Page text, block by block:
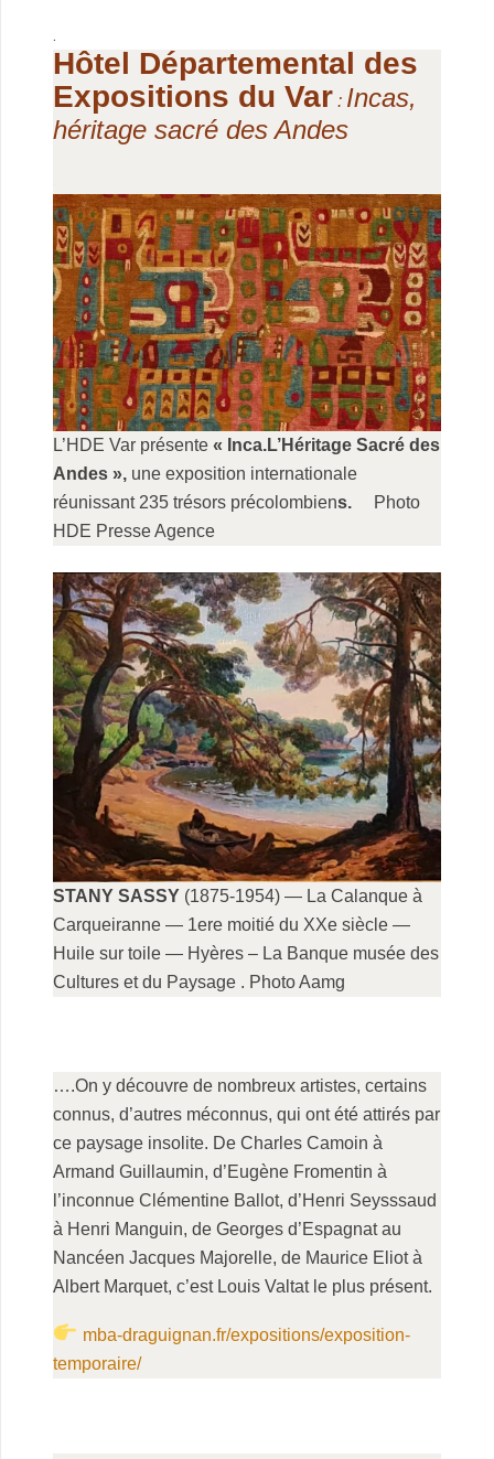
.
Hôtel Départemental des
Expositions du Var : Incas,
héritage sacré des Andes
L’HDE Var présente « Inca.L’Héritage Sacré des
Andes », une exposition internationale
réunissant 235 trésors précolombiens.
Photo
HDE Presse Agence
STANY SASSY (1875-1954) — La Calanque à
Carqueiranne — 1ere moitié du XXe siècle —
Huile sur toile — Hyères – La Banque musée des
Cultures et du Paysage . Photo Aamg
….On y découvre de nombreux artistes, certains
connus, d’autres méconnus, qui ont été attirés par
ce paysage insolite. De Charles Camoin à
Armand Guillaumin, d’Eugène Fromentin à
l’inconnue Clémentine Ballot, d’Henri Seysssaud
à Henri Manguin, de Georges d’Espagnat au
Nancéen Jacques Majorelle, de Maurice Eliot à
Albert Marquet, c’est Louis Valtat le plus présent.
mba-draguignan.fr/expositions/exposition-
temporaire/